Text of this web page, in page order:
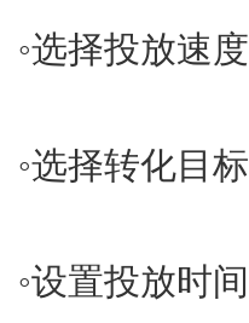
◦​选择投放速度
◦​选择转化目标
◦​设置投放时间